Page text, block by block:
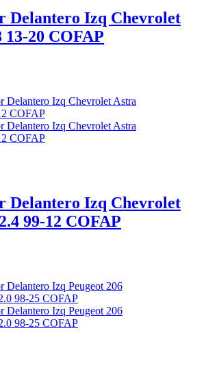
Delantero Izq Chevrolet
13-20 COFAP
Delantero Izq Chevrolet
99-12 COFAP